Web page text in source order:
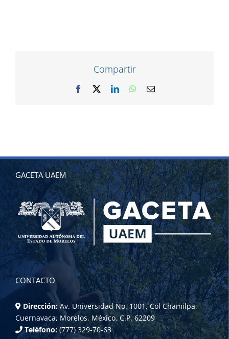
Compartir
Facebook LinkedInWhatsApp
Correo
GACETA UAEM
CONTACTO
Dirección: Av. Universidad No. 1001, Col Chamilpa,
Cuernavaca, Morelos, México. C.P. 62209
Teléfono: (777) 329-70-63